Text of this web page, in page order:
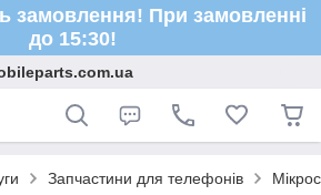
замовлення! При замовленні
до 15:30!
Запчастини для телефонів